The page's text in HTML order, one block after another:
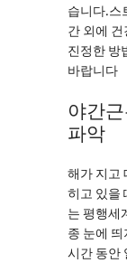
습니다.스
간 외에
진정한 방
바랍니다
야간
파악
해가 지고
히고 있을
는 평행세
종 눈에
시간 동안